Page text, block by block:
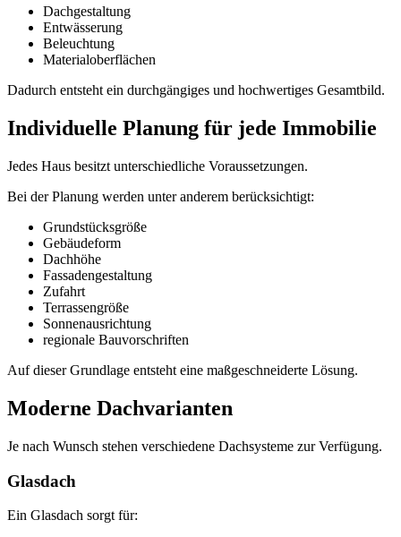
Dachgestaltung
Entwässerung
Beleuchtung
Materialoberflächen
Dadurch entsteht ein durchgängiges und hochwertiges Gesamtbild.
Individuelle Planung für jede Immobilie
Jedes Haus besitzt unterschiedliche Voraussetzungen.
Bei der Planung werden unter anderem berücksichtigt:
Grundstücksgröße
Gebäudeform
Dachhöhe
Fassadengestaltung
Zufahrt
Terrassengröße
Sonnenausrichtung
regionale Bauvorschriften
Auf dieser Grundlage entsteht eine maßgeschneiderte Lösung.
Moderne Dachvarianten
Je nach Wunsch stehen verschiedene Dachsysteme zur Verfügung.
Glasdach
Ein Glasdach sorgt für: